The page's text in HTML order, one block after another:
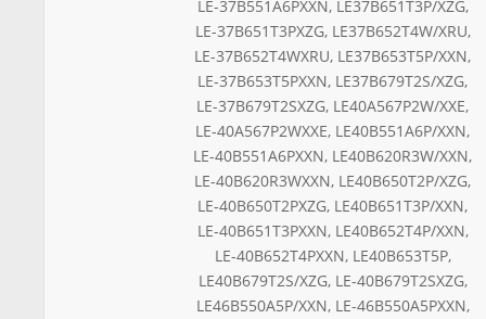
LE-37B551A6PXXN, LE37B651T3P/XZG,
LE-37B651T3PXZG, LE37B652T4W/XRU,
LE-37B652T4WXRU, LE37B653T5P/XXN,
LE-37B653T5PXXN, LE37B679T2S/XZG,
LE-37B679T2SXZG, LE40A567P2W/XXE,
LE-40A567P2WXXE, LE40B551A6P/XXN,
LE-40B551A6PXXN, LE40B620R3W/XXN,
LE-40B620R3WXXN, LE40B650T2P/XZG,
LE-40B650T2PXZG, LE40B651T3P/XXN,
LE-40B651T3PXXN, LE40B652T4P/XXN,
LE-40B652T4PXXN, LE40B653T5P,
LE40B679T2S/XZG, LE-40B679T2SXZG,
LE46B550A5P/XXN, LE-46B550A5PXXN,